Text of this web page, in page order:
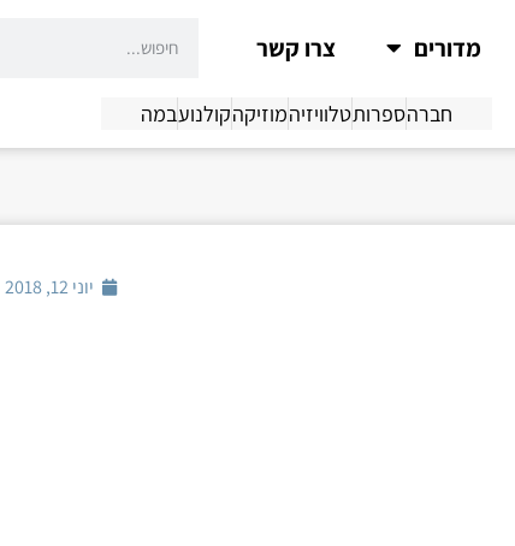
מדורים צרו קשר
חברהספרותטלוויזיהמוזיקהקולנועבמה
יוני 12, 2018